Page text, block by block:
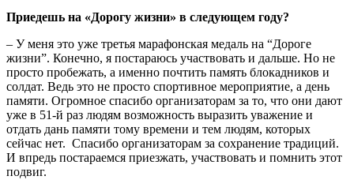
Приедешь на «Дорогу жизни» в следующем году?
– У меня это уже третья марафонская медаль на “Дороге
жизни”. Конечно, я постараюсь участвовать и дальше. Но не
просто пробежать, а именно почтить память блокадников и
солдат. Ведь это не просто спортивное мероприятие, а день
памяти. Огромное спасибо организаторам за то, что они дают
уже в 51-й раз людям возможность выразить уважение и
отдать дань памяти тому времени и тем людям, которых
сейчас нет. Спасибо организаторам за сохранение традиций.
И впредь постараемся приезжать, участвовать и помнить этот
подвиг.